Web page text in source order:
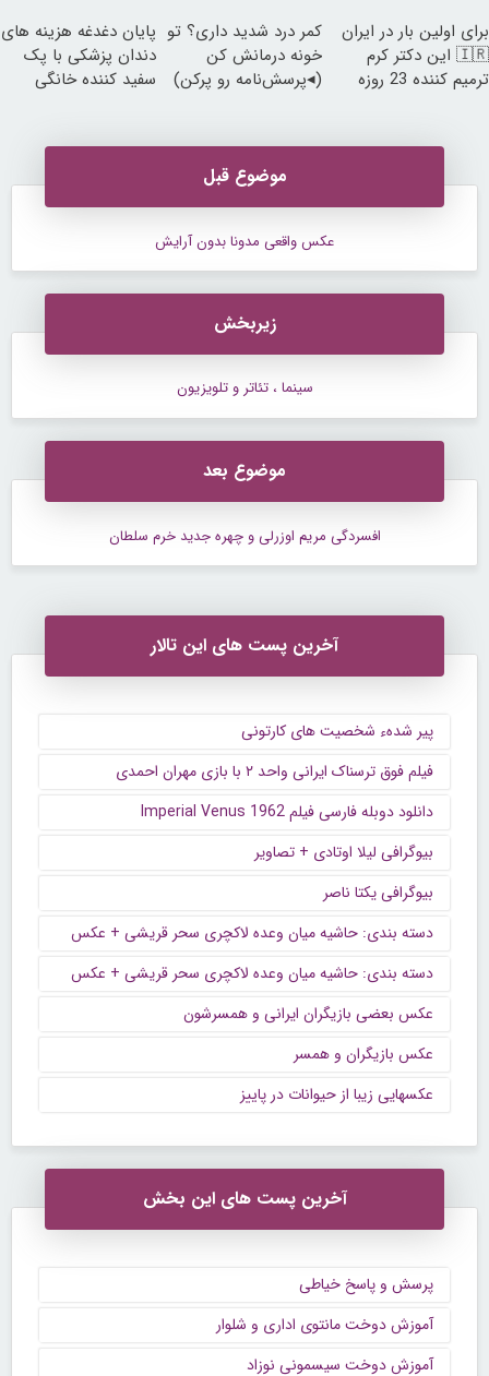
برای اولین بار در ایران
🇮🇷 این دکتر کرم
ترمیم کننده 23 روزه
کمر درد شدید داری؟ تو
خونه درمانش کن
(◂پرسش‌نامه رو پرکن)
پایان دغدغه هزینه های
دندان پزشکی با پک
سفید کننده خانگی
موضوع قبل
عکس واقعی مدونا بدون آرایش
زیربخش
سینما ، تئاتر و تلویزیون
موضوع بعد
افسردگی مریم اوزرلی و چهره جدید خرم سلطان
آخرین پست های این تالار
پیر شدهء شخصیت های کارتونی
فیلم فوق ترسناک ایرانی واحد ۲ با بازی مهران احمدی
دانلود دوبله فارسی فیلم Imperial Venus 1962
بیوگرافی لیلا اوتادی + تصاویر
بیوگرافی یکتا ناصر
دسته بندی: حاشیه میان وعده لاکچری سحر قریشی + عکس
دسته بندی: حاشیه میان وعده لاکچری سحر قریشی + عکس
عکس بعضی بازیگران ایرانی و همسرشون
عکس بازیگران و همسر
عکسهایی زیبا از حیوانات در پاییز
آخرین پست های این بخش
پرسش و پاسخ خیاطی
آموزش دوخت مانتوی اداری و شلوار
آموزش دوخت سیسمونی نوزاد